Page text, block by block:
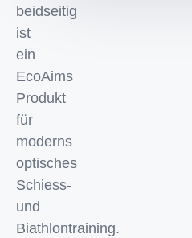
beidseitig
ist
ein
EcoAims
Produkt
für
moderns
optisches
Schiess-
und
Biathlontraining.